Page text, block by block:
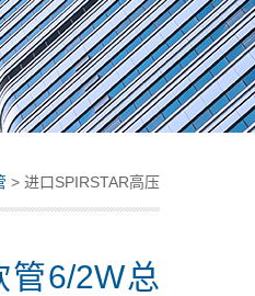
> 进口SPIRSTAR高压
软管6/2W总代理
管6/2W总